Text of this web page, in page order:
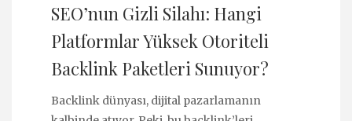
SEO’nun Gizli Silahı: Hangi
Platformlar Yüksek Otoriteli
Backlink Paketleri Sunuyor?
Backlink dünyası, dijital pazarlamanın